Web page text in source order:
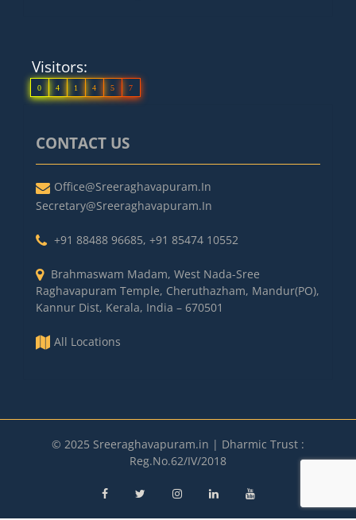
Visitors:
0 4 1 4 5 7
CONTACT US
Office@sreeraghavapuram.in
Secretary@sreeraghavapuram.in
+91 88488 96685, +91 85474 10552
Brahmaswam Madam, West Nada-Sree
Raghavapuram Temple, Cheruthazham, Mandur(PO),
Kannur Dist, Kerala, India – 670501
All Locations
© 2025 Sreeraghavapuram.in | Dharmic Trust :
Reg.No.62/IV/2018